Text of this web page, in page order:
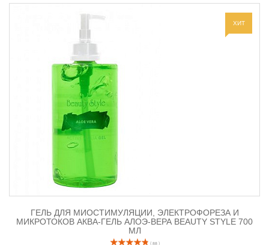
Укрепляет и подтягивает кожные покровы, снижает спазм
лицевых мышц, способствует сокращению морщин и замедляет
появление новых. Повышает упругость и создает эффект
«наполненности» за счет глубокой гидратации. Оказывает
детоксицирующее действие, регулирует обновление и обменные
процессы, устраняет сухость и выравнивает цвет лица благодаря
содержанию фолиевой кислоты.
Токопроводящий гель для микротоков и ионофореза
применяется в омолаживающих и реабилитационных
программах, а также с профилактической целью для всех типов
ХИТ
ГЕЛЬ ДЛЯ МИОСТИМУЛЯЦИИ, ЭЛЕКТРОФОРЕЗА И
МИКРОТОКОВ АКВА-ГЕЛЬ АЛОЭ-ВЕРА BEAUTY STYLE 700
МЛ
( 88 )